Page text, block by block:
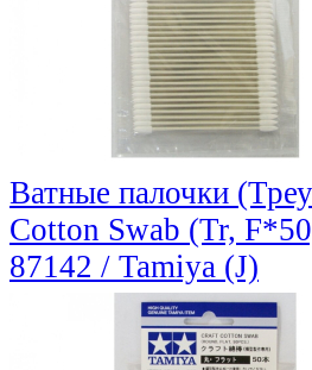
Ватные палочки
Cotton Swab (Tr,
87142 / Tamiya (J)